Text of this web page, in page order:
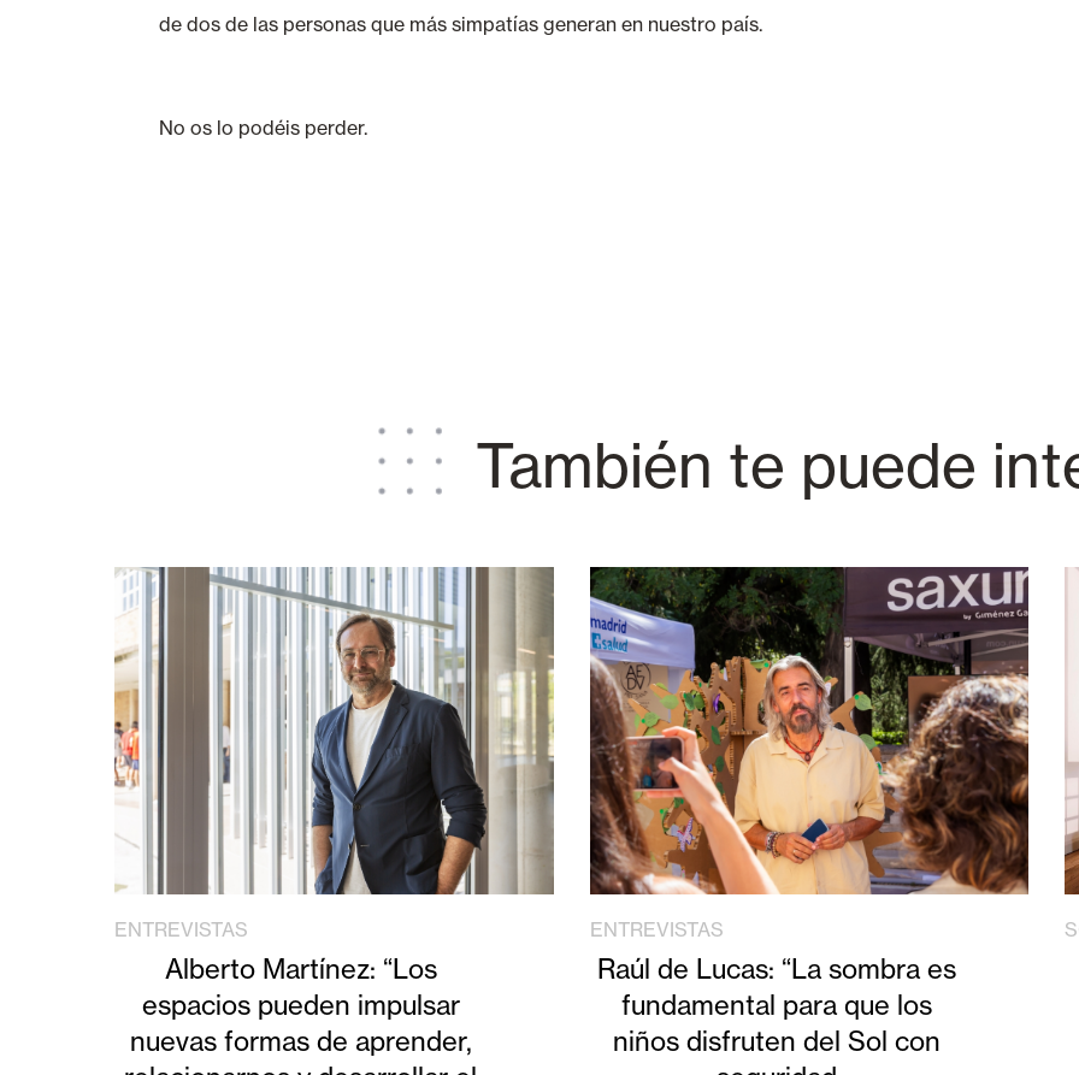
de dos de las personas que más simpatías generan en nuestro país.
No os lo podéis perder.
También te puede
ENTREVISTAS
Alberto Martínez: “Los
espacios pueden impulsar
nuevas formas de aprender,
ENTREVISTAS
Raúl de Lucas: “La sombra es
fundamental para que los
niños disfruten del Sol con